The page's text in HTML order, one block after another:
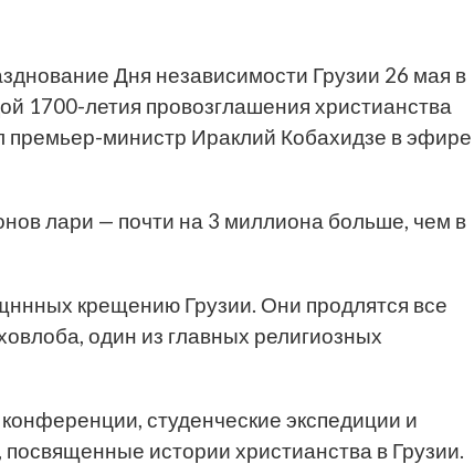
Дня независимости Грузии 26 мая в
1700-летия провозглашения христианства
премьер-министр Ираклий Кобахидзе в эфире
лари — почти на 3 миллиона больше, чем в
крещению Грузии. Они продлятся все
один из главных религиозных
студенческие экспедиции и
истории христианства в Грузии.